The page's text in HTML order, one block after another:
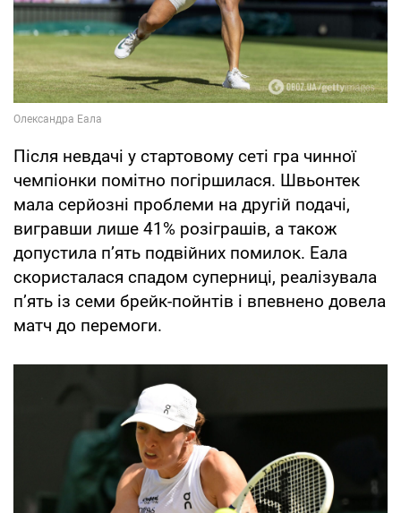
Після невдачі у стартовому сеті гра чинної
чемпіонки помітно погіршилася. Швьонтек
мала серйозні проблеми на другій подачі,
вигравши лише 41% розіграшів, а також
допустила п’ять подвійних помилок. Еала
скористалася спадом суперниці, реалізувала
п’ять із семи брейк-пойнтів і впевнено довела
матч до перемоги.